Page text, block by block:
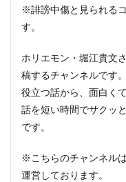
※誹謗中傷と見られる
す。
ホリエモン・堀江貴文
稿するチャンネルです
役立つ話から、面白く
話を短い時間でサクッ
です。
※こちらのチャンネル
運営しております。